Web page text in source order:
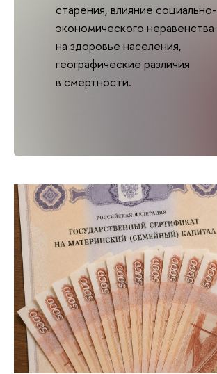
старения, влияние социально-
экономического неравенства
на здоровье населения,
географические различия
в смертности.